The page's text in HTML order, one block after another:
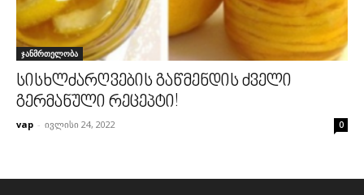
ჯანმრთელობა
სისხლძარღვების გაწმენდის ძველი
გერმანული რეცეპტი!
vap - ივლისი 24, 2022 0